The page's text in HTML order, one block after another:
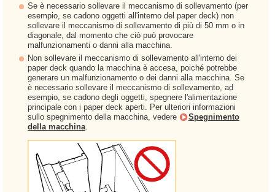
Se è necessario sollevare il meccanismo di sollevamento (per
esempio, se cadono oggetti all'interno del paper deck) non
sollevare il meccanismo di sollevamento di più di 50 mm o in
diagonale, dal momento che ciò può provocare
malfunzionamenti o danni alla macchina.
Non sollevare il meccanismo di sollevamento all'interno dei
paper deck quando la macchina è accesa, poiché potrebbe
generare un malfunzionamento o dei danni alla macchina. Se
è necessario sollevare il meccanismo di sollevamento, ad
esempio, se cadono degli oggetti, spegnere l'alimentazione
principale con i paper deck aperti. Per ulteriori informazioni
sullo spegnimento della macchina, vedere
Spegnimento
della macchina